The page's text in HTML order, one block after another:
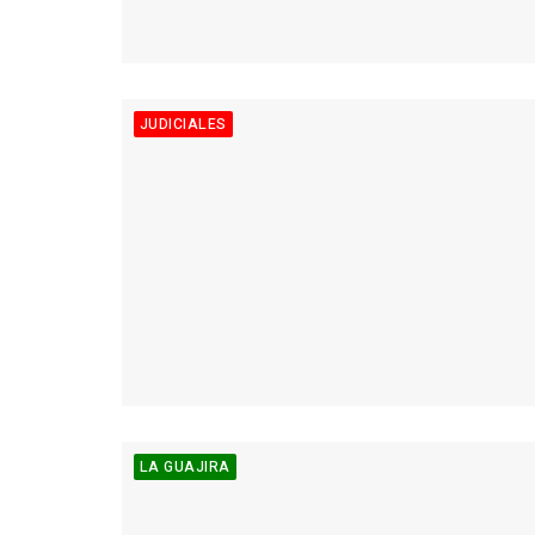
JUDICIALES
LA GUAJIRA